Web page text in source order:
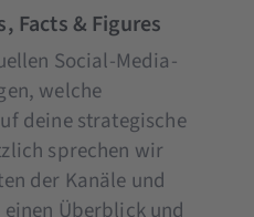
Facts & Figures
Social-Media-
welche
deine strategische
sprechen wir
der Kanäle und
Überblick und